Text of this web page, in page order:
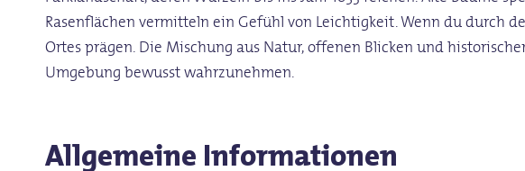
Rasenflächen vermitteln ein Gefühl von Leichtigkeit. Wenn du durch
Ortes prägen. Die Mischung aus Natur, offenen Blicken und
Umgebung bewusst wahrzunehmen.
Allgemeine Informationen